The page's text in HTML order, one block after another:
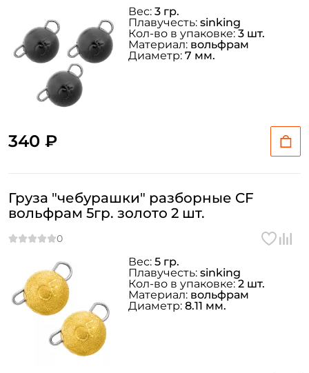
340 ₽
Вес: 3 гр.
Плавучесть: sinking
Кол-во в упаковке:3 шт.
Материал: вольфрам
Диаметр: 7 мм.
Груза "чебурашки" разборные CF
вольфрам 5гр. золото 2 шт.
Вес: 5 гр.
Плавучесть: sinking
Кол-во в упаковке:2 шт.
Материал: вольфрам
Диаметр: 8.11 мм.